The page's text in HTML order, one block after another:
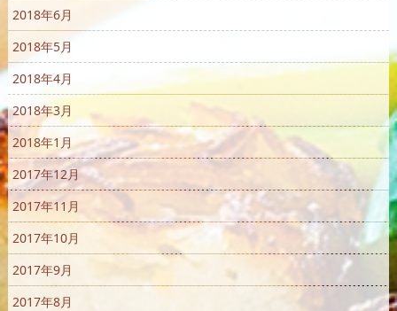
2018年6月
2018年5月
2018年4月
2018年3月
2018年1月
2017年12月
2017年11月
2017年10月
2017年9月
2017年8月